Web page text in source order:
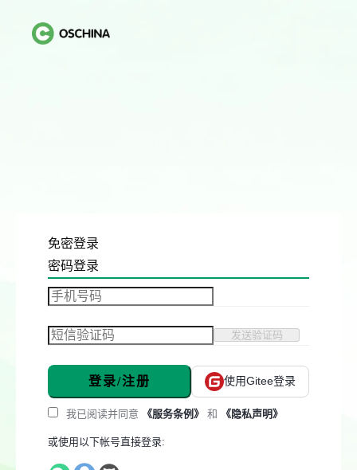
免密登录
密码登录
发送验证码
登录/注册 使用Gitee登录
我已阅读并同意 《服务条例》 和 《隐私声明》
或使用以下帐号直接登录: